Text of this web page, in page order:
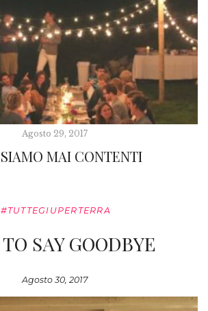
Agosto 29, 2017
MAI CONTENTI
#TUTTEGIUPERTERRA
SAY GOODBYE
Agosto 30, 2017